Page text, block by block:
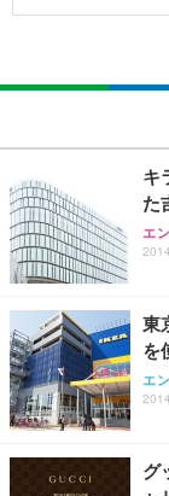
キ
た
エ
東
を
エ
グ